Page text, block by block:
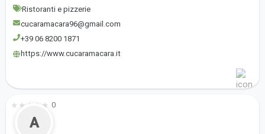
Ristoranti e pizzerie
cucaramacara96@gmail.com
+39 06 8200 1871
https://www.cucaramacara.it
A
★ ★ ★ ★ ★ 0